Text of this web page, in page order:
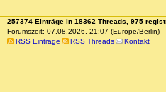
257374 Einträge in 18362 Threads, 975
Forumszeit: 07.08.2026, 21:07 (Europe/Berlin)
RSS Einträge
RSS Threads Kontakt